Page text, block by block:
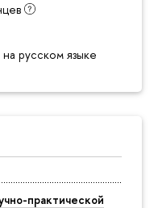
русском языке
практической